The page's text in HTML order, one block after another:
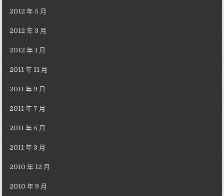
2012 年 5 月
2012 年 3 月
2012 年 1 月
2011 年 11 月
2011 年 9 月
2011 年 7 月
2011 年 5 月
2011 年 3 月
2010 年 12 月
2010 年 9 月